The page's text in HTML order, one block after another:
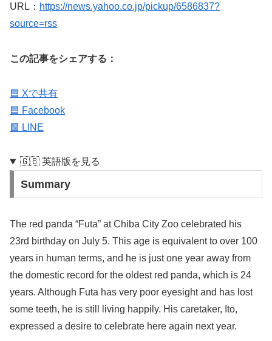
URL： https://news.yahoo.co.jp/pickup/6586837?
source=rss
この記事をシェアする：
🟦 Xで共有
🟦 Facebook
🟩 LINE
🇬🇧 英語版を見る
Summary
The red panda “Futa” at Chiba City Zoo celebrated his
23rd birthday on July 5. This age is equivalent to over 100
years in human terms, and he is just one year away from
the domestic record for the oldest red panda, which is 24
years. Although Futa has very poor eyesight and has lost
some teeth, he is still living happily. His caretaker, Ito,
expressed a desire to celebrate here again next year.